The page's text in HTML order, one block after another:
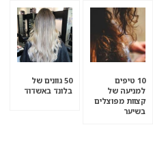
10 טיפים
למניעה של
קצוות מפוצלים
בשיער
50 גוונים של
בלונד באשדוד